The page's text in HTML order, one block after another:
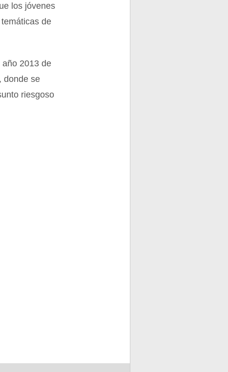
los jóvenes
de
año 2013 de
donde se
riesgoso